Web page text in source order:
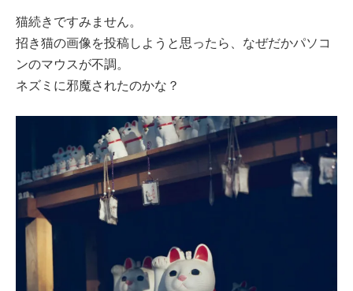
猫続きですみません。
招き猫の画像を投稿しようと思ったら、なぜだかパソコ
ンのマウスが不調。
ネズミに邪魔されたのかな？